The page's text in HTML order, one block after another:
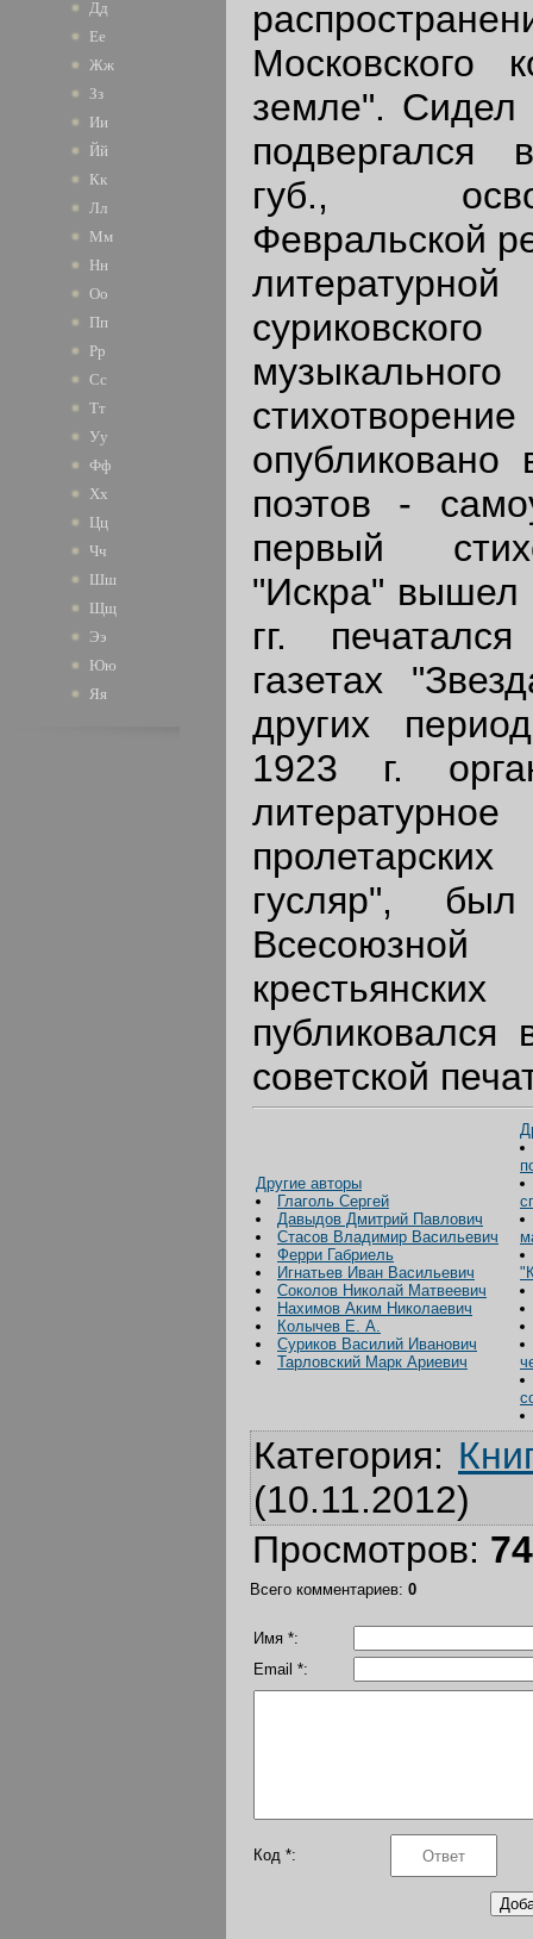
Дд
Ее
Жж
Зз
Ии
Йй
Кк
Лл
Мм
Нн
Оо
Пп
Рр
Сс
Тт
Уу
Фф
Хх
Цц
Чч
Шш
Щщ
Ээ
Юю
Яя
земле". Сидел
подвергался
губ.,
Февральской
поэтов -
первый
"Искра" вышел
гг.
газетах
других
1923 г.
гусляр",
публиковался
советской
Другие авторы
Глаголь Сергей
Давыдов Дмитрий Павлович
Стасов Владимир Васильевич
Ферри Габриель
Игнатьев Иван Васильевич
Соколов Николай Матвеевич
Нахимов Аким Николаевич
Колычев Е. А.
Суриков Василий Иванович
Тарловский Марк Ариевич
Категория:
(10.11.2012)
Просмотров:
Всего комментариев: 0
Имя *:
Email *:
Код *: